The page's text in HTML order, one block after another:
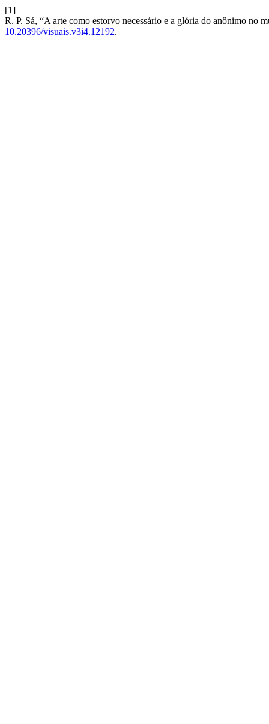
[1]
R. P. Sá, “A arte como estorvo necessário e a glória do anônimo no
10.20396/visuais.v3i4.12192.